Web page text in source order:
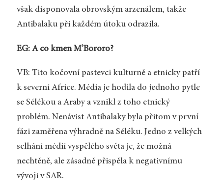
však disponovala obrovským arzenálem, takže
Antibalaku při každém útoku odrazila.
EG: A co kmen M’Bororo?
VB: Tito kočovní pastevci kulturně a etnicky patří
k severní Africe. Média je hodila do jednoho pytle
se Sélékou a Araby a vznikl z toho etnický
problém. Nenávist Antibalaky byla přitom v první
fázi zaměřena výhradně na Séléku. Jedno z velkých
selhání médií vyspělého světa je, že možná
nechtěně, ale zásadně přispěla k negativnímu
vývoji v SAR.